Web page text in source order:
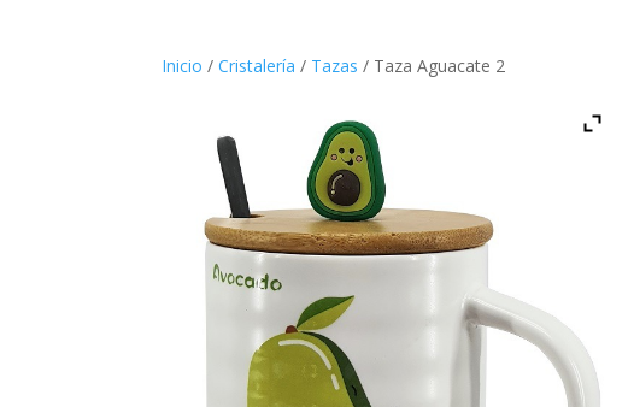
Inicio /Cristalería / Tazas / Taza Aguacate 2